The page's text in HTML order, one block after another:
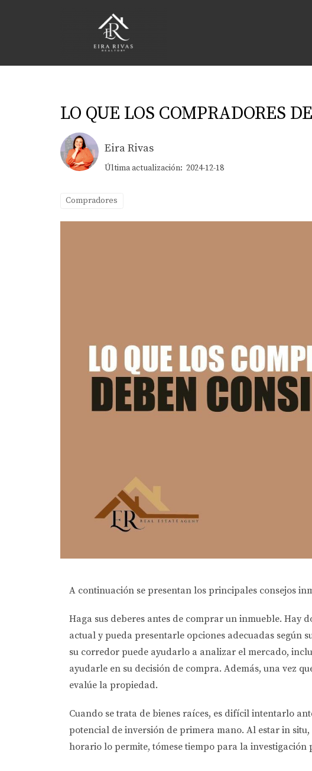
LO QUE LOS COMPRADORES
Eira Rivas
Última actualización: 2024-12-18
Compradores
A continuación se presentan los principales consejos
Haga sus deberes antes de comprar un inmueble. Hay
actual y pueda presentarle opciones adecuadas según
su corredor puede ayudarlo a analizar el mercado,
ayudarle en su decisión de compra. Además, una vez
evalúe la propiedad.
Cuando se trata de bienes raíces, es difícil intentarlo
potencial de inversión de primera mano. Al estar in
horario lo permite, tómese tiempo para la investigación